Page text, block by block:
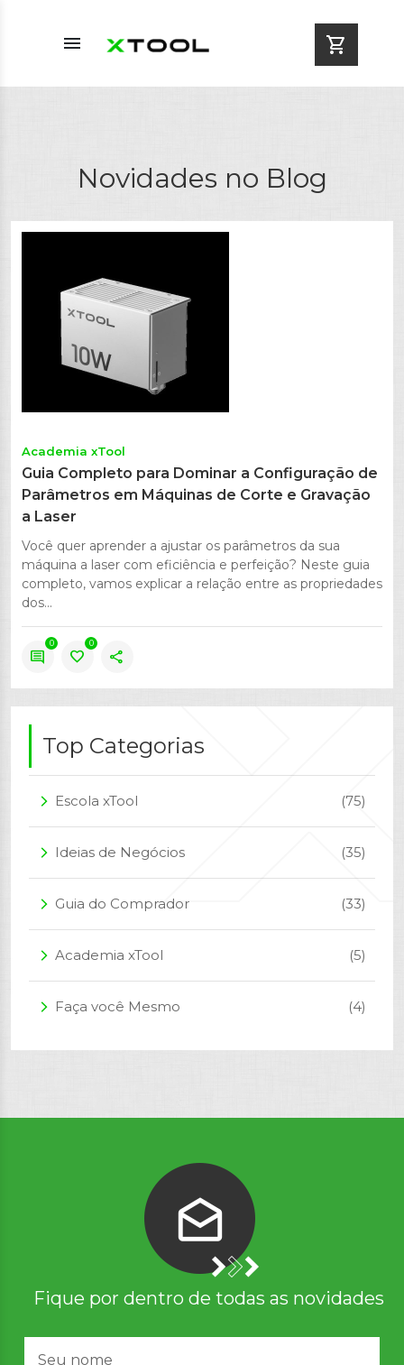
menu shopping_cart
Novidades no Blog
Academia xTool
Guia Completo para Dominar a Configuração de
Parâmetros em Máquinas de Corte e Gravação
a Laser
Você quer aprender a ajustar os parâmetros da sua
máquina a laser com eficiência e perfeição? Neste guia
completo, vamos explicar a relação entre as propriedades
dos...
comment
0
favorite
0
share
Top Categorias
arrow_forward_ios Escola xTool (75)
arrow_forward_ios Ideias de Negócios (35)
arrow_forward_ios Guia do Comprador (33)
arrow_forward_ios Academia xTool (5)
arrow_forward_ios Faça você Mesmo (4)
Fique por dentro de todas as novidades